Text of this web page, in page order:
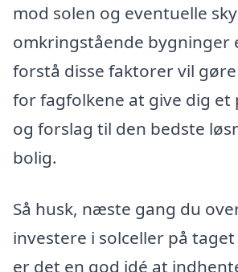
mod solen og eventuelle
omkringstående bygninger
forstå disse faktorer vil
for fagfolkene at give dig
og forslag til den bedste
bolig.
Så husk, næste gang du
investere i solceller på taget
er det en god idé at